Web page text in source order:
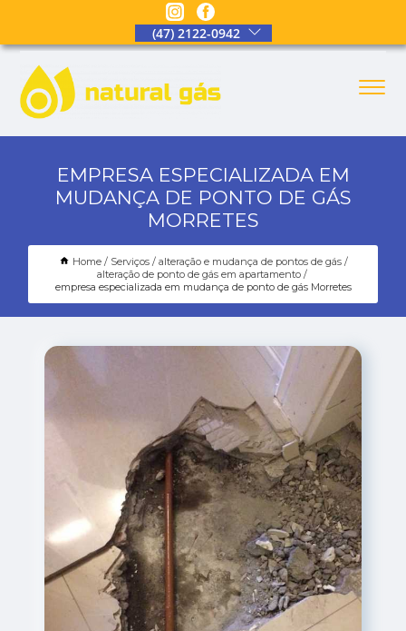
(47) 2122-0942
EMPRESA ESPECIALIZADA EM
MUDANÇA DE PONTO DE GÁS
MORRETES
Home Serviços
alteração e mudança de pontos de gás
alteração de ponto de gás em apartamento
empresa especializada em mudança de ponto de gás Morretes